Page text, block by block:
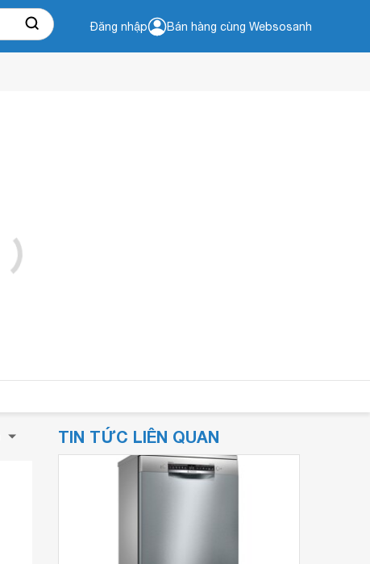
Đăng nhập Bán hàng cùng Websosanh
TIN TỨC LIÊN QUAN